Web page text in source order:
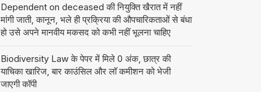
Dependent on deceased की नियुक्ति खैरात में नहीं
मांगी जाती, कानून, भले ही प्रक्रिया की औपचारिकताओं से बंधा
हो उसे अपने मानवीय मकसद को कभी नहीं भूलना चाहिए
Biodiversity Law के पेपर में मिले 0 अंक, छात्र की
याचिका खारिज, बार काउंसिल और लॉ कमीशन को भेजी
जाएगी कॉपी